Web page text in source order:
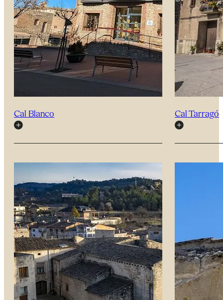
Cal Blanco Cal Tarragó